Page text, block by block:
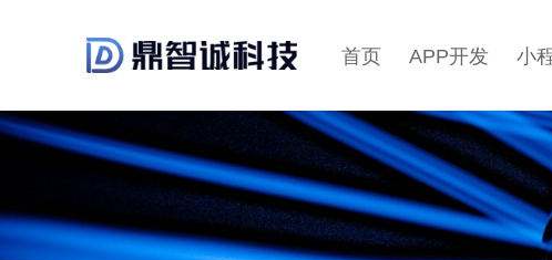
首页 APP开发 小